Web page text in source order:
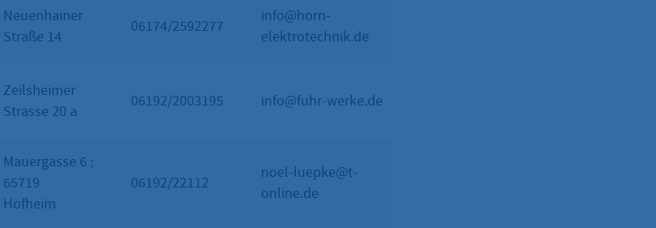
Neuenhainer
Straße 14
06174/2592277
info@horn-
elektrotechnik.de
Zeilsheimer
Strasse 20 a
06192/2003195 info@fuhr-werke.de
Mauergasse 6 ;
65719
Hofheim
06192/22112
noel-luepke@t-
online.de